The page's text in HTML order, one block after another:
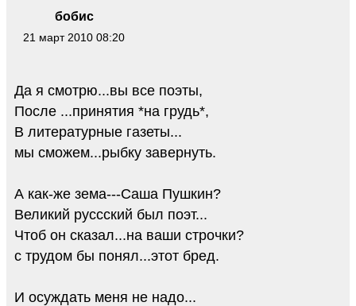
бобис
21 март 2010 08:20
Да я смотрю...вы все поэты,
После ...принятия *на грудь*,
В литературные газеты...
мы сможем...рыбку завернуть.
А как-же зема---Саша Пушкин?
Великий руссский был поэт...
Чтоб он сказал...на ваши строчки?
с трудом бы понял...этот бред.
И осуждать меня не надо...